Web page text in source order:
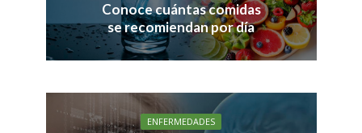
Conoce cuántas comidas
se recomiendan por día
ENFERMEDADES